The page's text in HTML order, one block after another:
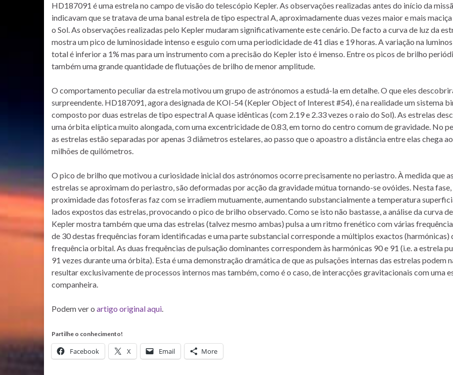
HD187091 é uma estrela no campo de visão do telescópio Kepler. As observações realizadas antes do início da
indicavam que se tratava de uma banal estrela de tipo espectral A, aproximadamente duas vezes maior e mais
o Sol. As observações realizadas pelo Kepler mudaram significativamente este cenário. De facto a curva de luz da
mostra um pico de luminosidade intenso e esguio com uma periodicidade de 41 dias e 19 horas. A variação na
total é inferior a 1% mas para um instrumento com a precisão do Kepler isto é imenso. Entre os picos de brilho
também uma grande quantidade de flutuações de brilho de menor amplitude.
O comportamento peculiar da estrela motivou um grupo de astrónomos a estudá-la em detalhe. O que eles
surpreendente. HD187091, agora designada de KOI-54 (Kepler Object of Interest #54), é na realidade um sistema
composto por duas estrelas de tipo espectral A quase idênticas (com 2.19 e 2.33 vezes o raio do Sol). As estrelas
uma órbita elíptica muito alongada, com uma excentricidade de 0.83, em torno do centro comum de gravidade. No
as estrelas estão separadas por apenas 3 diâmetros estelares, ao passo que o apoastro a distância entre elas chega
milhões de quilómetros.
O pico de brilho que motivou a curiosidade inicial dos astrónomos ocorre precisamente no periastro. À medida que
estrelas se aproximam do periastro, são deformadas por acção da gravidade mútua tornando-se ovóides. Nesta fase,
proximidade das fotosferas faz com se irradiem mutuamente, aumentando substancialmente a temperatura
lados expostos das estrelas, provocando o pico de brilho observado. Como se isto não bastasse, a análise da curva
Kepler mostra também que uma das estrelas (talvez mesmo ambas) pulsa a um ritmo frenético com várias
de 30 destas frequências foram identificadas e uma parte substancial corresponde a múltiplos exactos (harmónicas)
frequência orbital. As duas frequências de pulsação dominantes correspondem às harmónicas 90 e 91 (i.e. a estrela
91 vezes durante uma órbita). Esta é uma demonstração dramática de que as pulsações internas das estrelas podem
resultar exclusivamente de processos internos mas também, como é o caso, de interacções gravitacionais com uma
companheira.
Podem ver o artigo original aqui.
Partilhe o conhecimento!
Facebook X Email More